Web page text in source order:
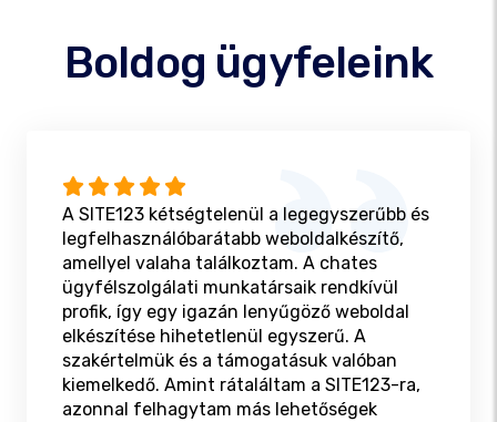
Boldog ügyfeleink
A SITE123 kétségtelenül a legegyszerűbb és
legfelhasználóbarátabb weboldalkészítő,
amellyel valaha találkoztam. A chates
ügyfélszolgálati munkatársaik rendkívül
profik, így egy igazán lenyűgöző weboldal
elkészítése hihetetlenül egyszerű. A
szakértelmük és a támogatásuk valóban
kiemelkedő. Amint rátaláltam a SITE123-ra,
azonnal felhagytam más lehetőségek